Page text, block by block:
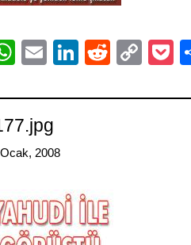
WhatsApp
EmailLinkedIn
Reddit
2008